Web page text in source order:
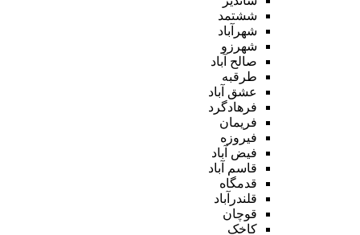
ششتمد
شهرآباد
شهرزو
صالح آباد
طرقبه
عشق آباد
فرهادگرد
فریمان
فیروزه
فیض آباد
قاسم آباد
قدمگاه
قلندرآباد
قوچان
کاخک